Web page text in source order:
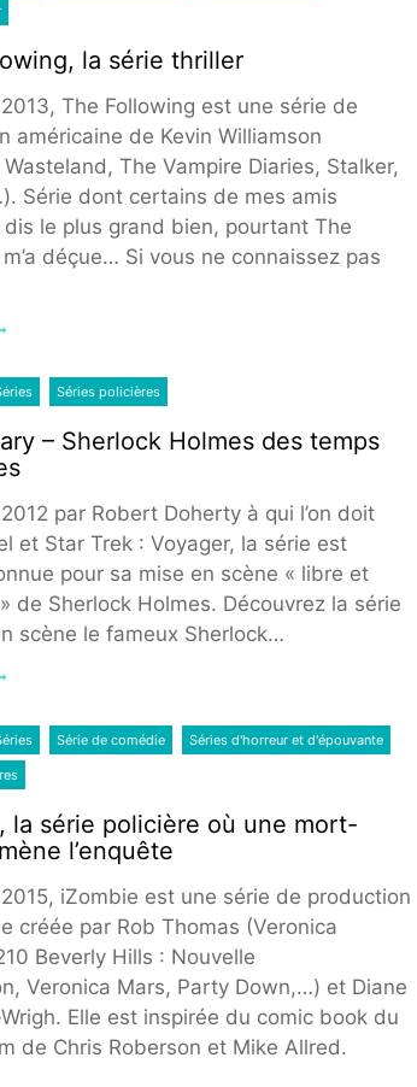
la série thriller
The Following est une série de
américaine de Kevin Williamson
The Vampire Diaries, Stalker,
Série dont certains de mes amis
dis le plus grand bien, pourtant The
déçue… Si vous ne connaissez pas
Séries policières
– Sherlock Holmes des temps
par Robert Doherty à qui l’on doit
et Star Trek : Voyager, la série est
pour sa mise en scène « libre et
de Sherlock Holmes. Découvrez la série
scène le fameux Sherlock…
Série de comédie Séries d'horreur et d'épouvante
la série policière où une mort-
l’enquête
iZombie est une série de production
créée par Rob Thomas (Veronica
Beverly Hills : Nouvelle
Veronica Mars, Party Down,…) et Diane
Elle est inspirée du comic book du
de Chris Roberson et Mike Allred.